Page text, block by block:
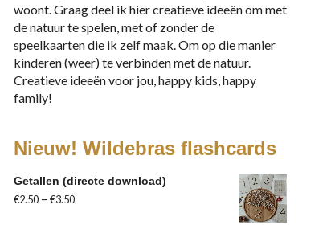
woont. Graag deel ik hier creatieve ideeën om met
de natuur te spelen, met of zonder de
speelkaarten die ik zelf maak. Om op die manier
kinderen (weer) te verbinden met de natuur.
Creatieve ideeën voor jou, happy kids, happy
family!
Nieuw! Wildebras flashcards
Getallen (directe download)
€2.50 – €3.50